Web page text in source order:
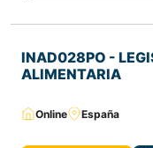
INAD028PO -
ALIMENTARIA
Online España